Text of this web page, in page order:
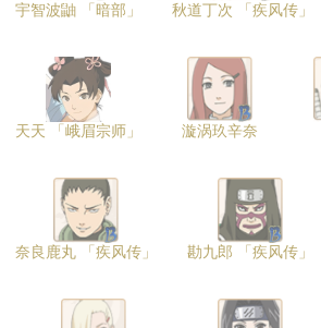
宇智波鼬 「暗部」 秋道丁次 「疾风传」
天天 「峨眉宗师」 漩涡玖辛奈
奈良鹿丸 「疾风传」 勘九郎 「疾风传」